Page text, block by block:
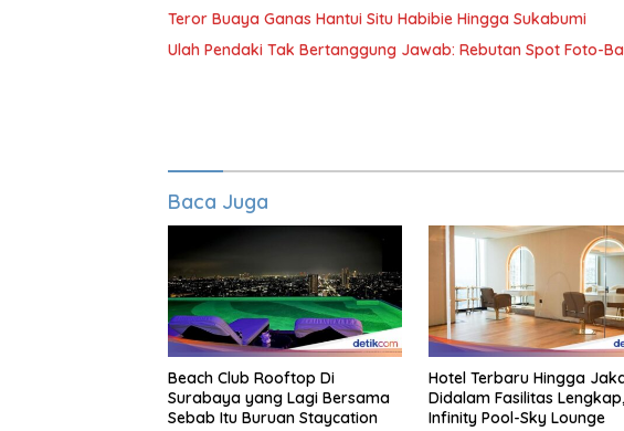
Teror Buaya Ganas Hantui Situ Habibie Hingga Sukabumi
Ulah Pendaki Tak Bertanggung Jawab: Rebutan Spot Foto-
Baca Juga
Beach Club Rooftop Di
Surabaya yang Lagi Bersama
Sebab Itu Buruan Staycation
Hotel Terbaru Hingga
Didalam Fasilitas
Infinity Pool-Sky Lounge